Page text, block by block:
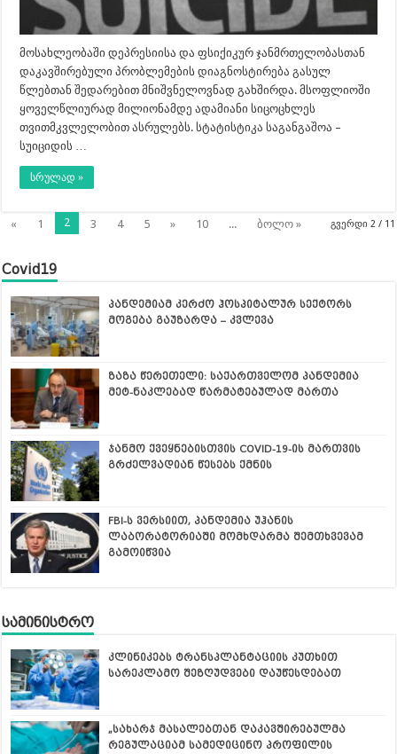
მოსახლეობაში დეპრესიისა და ფსიქიკურ ჯანმრთელობასთან
დაკავშირებული პრობლემების დიაგნოსტირება გასულ
წლებთან შედარებით მნიშვნელოვნად გახშირდა. მსოფლიოში
ყოველწლიურად მილიონამდე ადამიანი სიცოცხლეს
თვითმკვლელობით ასრულებს. სტატისტიკა საგანგაშოა –
სუიციდის …
სრულად »
გვერდი 2 / 11
« 1 2 3 4 5 » 10 ... ბოლო »
Covid19
პანდემიამ კერძო ჰოსპიტალურ სექტორს
მოგება გაუზარდა – კვლევა
ზაზა წერეთელი: საქართველომ პანდემია
მეტ-ნაკლებად წარმატებულად მართა
ჯანმო ქვეყნებისთვის COVID-19-ის მართვის
გრძელვადიან წესებს ქმნის
FBI-ს ვერსიით, პანდემია უჰანის
ლაბორატორიაში მომხდარმა შემთხვევამ
გამოიწვია
სამინისტრო
კლინიკებს ტრანსპლანტაციის კუთხით
სარეკლამო შეზღუდვები დაუწესდებათ
„სახარჯ მასალებთან დაკავშირებულმა
რეგულაციამ სამედიცინო პროფილის